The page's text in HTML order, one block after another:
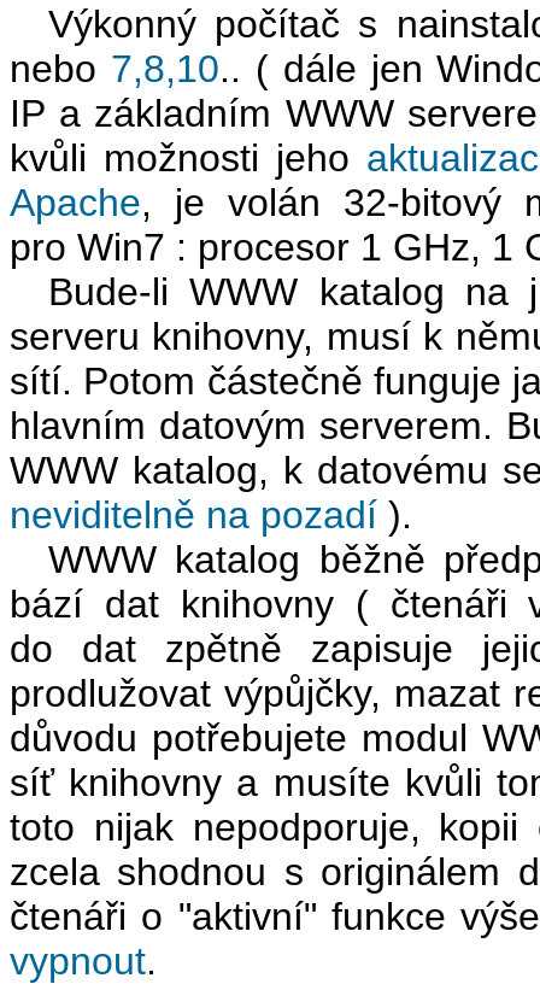
Výkonný počítač s
nebo 7,8,10.. ( dále jen
IP a základním WWW
kvůli možnosti jeho
Apache, je volán 32-bitový
pro Win7 : procesor 1 GHz, 1
Bude-li WWW katalog na
serveru knihovny, musí k
sítí. Potom částečně funguje
hlavním datovým serverem.
WWW katalog, k datovému
neviditelně na pozadí ).
WWW katalog běžně
bází dat knihovny ( čtenáři
do dat zpětně zapisuje
prodlužovat výpůjčky, mazat
důvodu potřebujete modul
síť knihovny a musíte kvůli
toto nijak nepodporuje,
zcela shodnou s originálem
čtenáři o "aktivní" funkce
vypnout.